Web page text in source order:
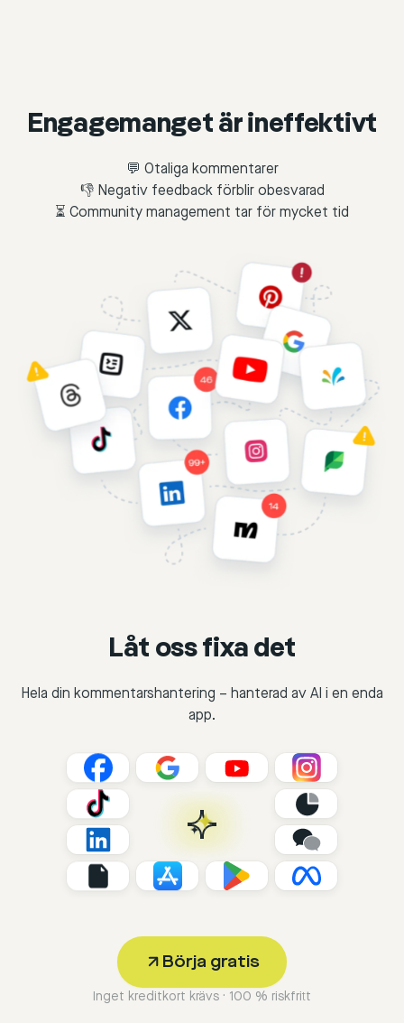
Engagemanget är ineffektivt
💬 Otaliga kommentarer
👎 Negativ feedback förblir obesvarad
⏳ Community management tar för mycket tid
Låt oss fixa det
Hela din kommentarshantering – hanterad av AI i en enda
app.
Börja gratis
Inget kreditkort krävs · 100 % riskfritt